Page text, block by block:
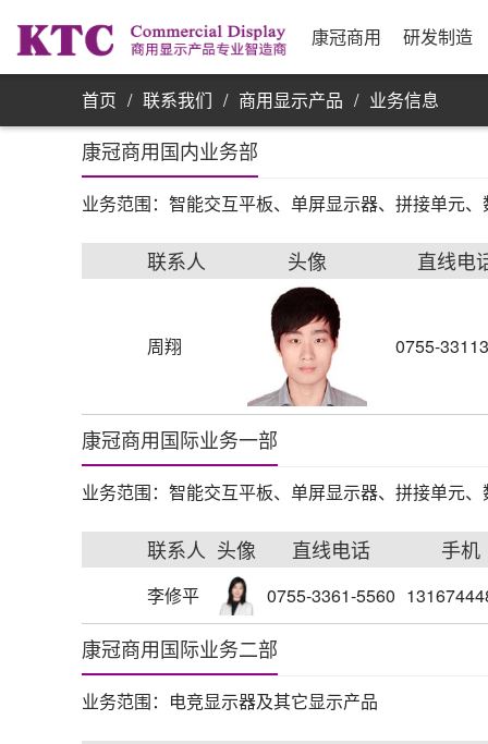
康冠商用 研发制造
首页 / 联系我们 / 商用显示产品 / 业务信息
康冠商用国内业务部
业务范围：智能交互平板、单屏显示器、拼接单元
联系人 头像 直线电
周翔 0755-
康冠商用国际业务一部
业务范围：智能交互平板、单屏显示器、拼接单元
联系人 头像 直线电话 手机
李修平 0755-3361-5560
康冠商用国际业务二部
业务范围：电竞显示器及其它显示产品